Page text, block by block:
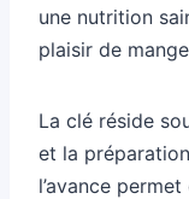
une nutrition
plaisir de
La clé réside
et la
l’avance